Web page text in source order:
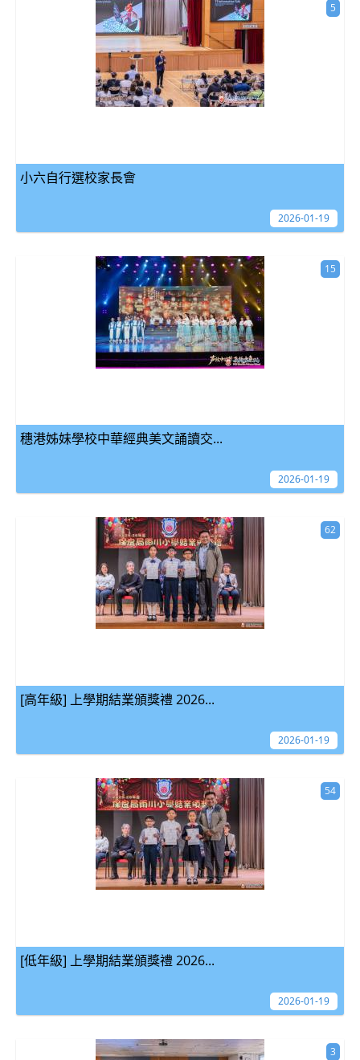
小六自行選校家長會
5
2026-01-19
穗港姊妹學校中華經典美文誦讀交...
15
2026-01-19
[高年級] 上學期結業頒獎禮 2026...
62
2026-01-19
[低年級] 上學期結業頒獎禮 2026...
54
2026-01-19
3